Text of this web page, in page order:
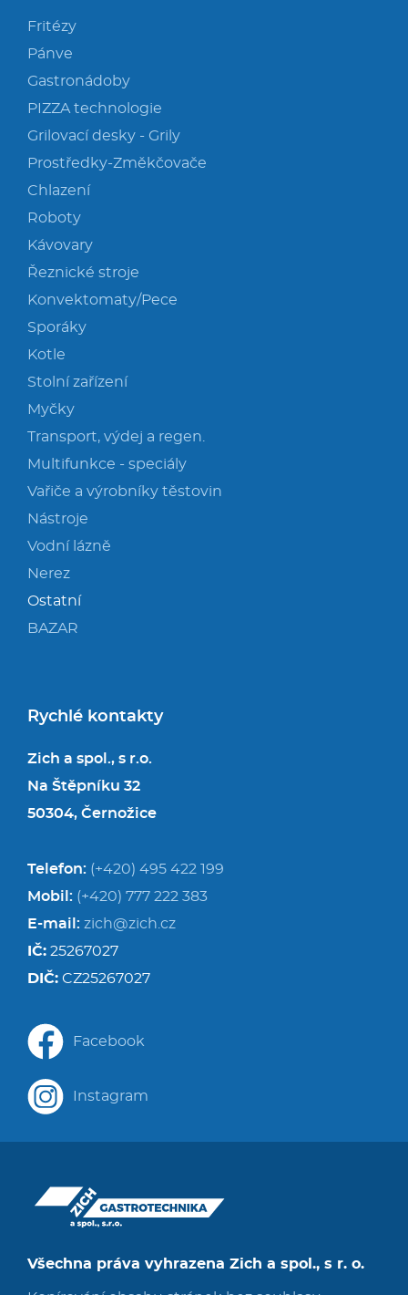
Všechna práva vyhrazena Zich a spol., s r. o.
Fritézy
Pánve
Gastronádoby
PIZZA technologie
Grilovací desky - Grily
Prostředky-Změkčovače
Chlazení
Roboty
Kávovary
Řeznické stroje
Konvektomaty/Pece
Sporáky
Kotle
Stolní zařízení
Myčky
Transport, výdej a regen.
Multifunkce - speciály
Vařiče a výrobníky těstovin
Nástroje
Vodní lázně
Nerez
Ostatní
BAZAR
Rychlé kontakty
Zich a spol., s r.o.
Na Štěpníku 32
50304, Černožice
Telefon: (+420) 495 422 199
Mobil: (+420) 777 222 383
E-mail: zich@zich.cz
IČ: 25267027
DIČ: CZ25267027
Facebook
Instagram